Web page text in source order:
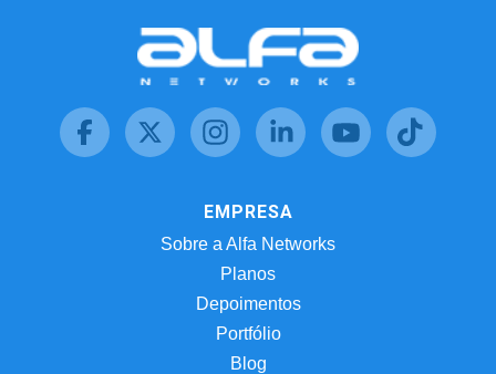
EMPRESA
Sobre a Alfa Networks
Planos
Depoimentos
Portfólio
Blog